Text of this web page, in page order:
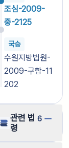
조심-2009-
중-2125
국승
수원지방법원-
2009-구합-11
202
관련 법
령
6